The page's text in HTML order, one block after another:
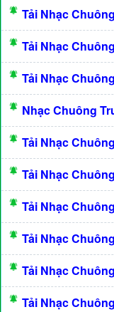
Tải Nhạc
Tải Nhạc
Tải Nhạc
Nhạc Chuông
Tải Nhạc
Tải Nhạc
Tải Nhạc
Tải Nhạc
Tải Nhạc
Tải Nhạc